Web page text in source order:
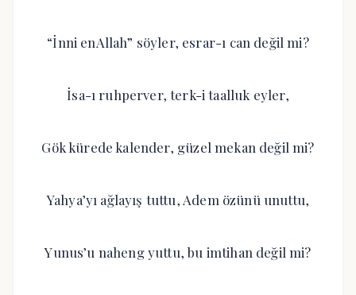
“İnni enAllah” söyler, esrar-ı can değil mi?
İsa-ı ruhperver, terk-i taalluk eyler,
Gök kürede kalender, güzel mekan değil mi?
Yahya’yı ağlayış tuttu, Adem özünü unuttu,
Yunus’u naheng yuttu, bu imtihan değil mi?